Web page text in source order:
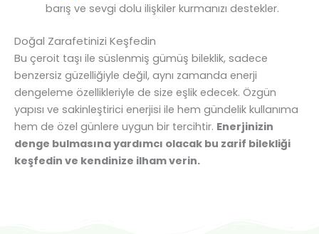
barış ve sevgi dolu ilişkiler kurmanızı destekler.
Doğal Zarafetinizi Keşfedin
Bu çeroit taşı ile süslenmiş gümüş bileklik, sadece
benzersiz güzelliğiyle değil, aynı zamanda enerji
dengeleme özellikleriyle de size eşlik edecek. Özgün
yapısı ve sakinleştirici enerjisi ile hem gündelik kullanıma
hem de özel günlere uygun bir tercihtir. Enerjinizin
denge bulmasına yardımcı olacak bu zarif bilekliği
keşfedin ve kendinize ilham verin.